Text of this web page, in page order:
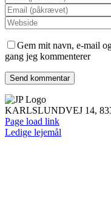
Gem mit navn, e-mail
gang jeg kommenterer
KARLSLUNDVEJ 14,
Page load link
Ledige lejemål